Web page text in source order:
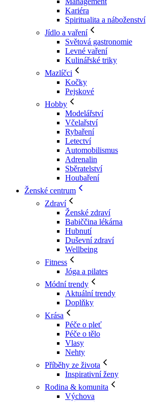
Kariéra
Spiritualita a náboženství
Jídlo a vaření
Světová gastronomie
Levné vaření
Kulinářské triky
Mazlíčci
Kočky
Pejskové
Hobby
Modelářství
Včelařství
Rybaření
Letectví
Automobilismus
Adrenalin
Sběratelství
Houbaření
Ženské centrum
Zdraví
Ženské zdraví
Babiččina lékárna
Hubnutí
Duševní zdraví
Wellbeing
Fitness
Jóga a pilates
Módní trendy
Aktuální trendy
Doplňky
Krása
Péče o pleť
Péče o tělo
Vlasy
Nehty
Příběhy ze života
Inspirativní ženy
Rodina & komunita
Výchova